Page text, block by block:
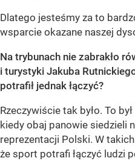
Dlatego jesteśmy za to
wsparcie okazane naszej
Na trybunach nie zabrakło
i turystyki Jakuba
potrafił jednak łączyć?
Rzeczywiście tak było. To
kiedy obaj panowie siedzieli
reprezentacji Polski. W
że sport potrafi łączyć ludzi